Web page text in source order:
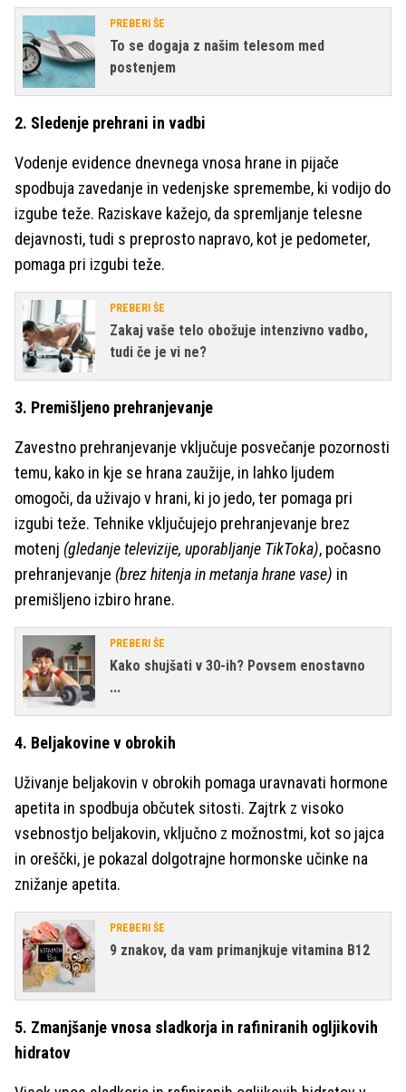
PREBERI ŠE
To se dogaja z našim telesom med
postenjem
2. Sledenje prehrani in vadbi
Vodenje evidence dnevnega vnosa hrane in pijače
spodbuja zavedanje in vedenjske spremembe, ki vodijo do
izgube teže. Raziskave kažejo, da spremljanje telesne
dejavnosti, tudi s preprosto napravo, kot je pedometer,
pomaga pri izgubi teže.
PREBERI ŠE
Zakaj vaše telo obožuje intenzivno vadbo,
tudi če je vi ne?
3. Premišljeno prehranjevanje
Zavestno prehranjevanje vključuje posvečanje pozornosti
temu, kako in kje se hrana zaužije, in lahko ljudem
omogoči, da uživajo v hrani, ki jo jedo, ter pomaga pri
izgubi teže. Tehnike vključujejo prehranjevanje brez
motenj (gledanje televizije, uporabljanje TikToka), počasno
prehranjevanje (brez hitenja in metanja hrane vase) in
premišljeno izbiro hrane.
PREBERI ŠE
Kako shujšati v 30-ih? Povsem enostavno
...
4. Beljakovine v obrokih
Uživanje beljakovin v obrokih pomaga uravnavati hormone
apetita in spodbuja občutek sitosti. Zajtrk z visoko
vsebnostjo beljakovin, vključno z možnostmi, kot so jajca
in oreščki, je pokazal dolgotrajne hormonske učinke na
znižanje apetita.
PREBERI ŠE
9 znakov, da vam primanjkuje vitamina B12
5. Zmanjšanje vnosa sladkorja in rafiniranih ogljikovih
hidratov